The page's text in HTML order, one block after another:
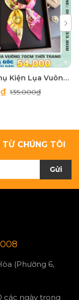
Khăn Phụ Kiện Lụa Vuông 70cm - Thế Giới Khăn Đẹp C1062_3
135.000₫
CHÚNG TÔI
Gửi
(Phường 6,
các ngày trong